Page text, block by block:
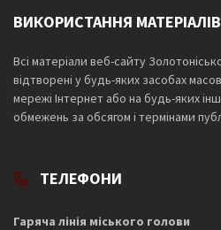
ВИКОРИСТАННЯ МАТЕРІАЛІВ
Всі матеріали веб-сайту
відтворені у будь-яких засобах
мережі Інтернет або на будь-яких
обмежень за обсягом і термінами
ТЕЛЕФОНИ
Гаряча лінія міського голови